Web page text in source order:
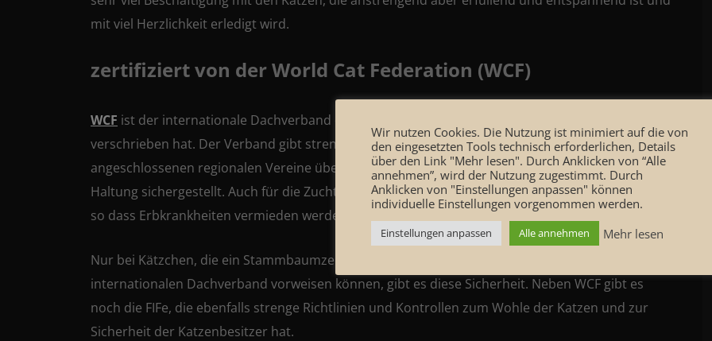
mit viel Herzlichkeit erledigt wird.
zertifiziert von der World Cat Federation (WCF)
WCF ist der internationale Dachverband der Rassekatzenzüchter, der sich dem Wohl der Katzen
verschrieben hat. Der Verband gibt strenge Richtlinien für die Haltung der Katzen heraus und die
angeschlossenen regionalen Vereine überprüfen die Züchter. Damit wird eine artgerechte
Haltung sichergestellt. Auch für die Zucht gibt es Richtlinien zum Wohle der Nachwuchs-Katzen,
so dass Erbkrankheiten vermieden werden.
Nur bei Kätzchen, die ein Stammbaumzertifikat von einem etablierten anerkannten
internationalen Dachverband vorweisen können, gibt es diese Sicherheit. Neben WCF gibt es
noch die FIFe, die ebenfalls strenge Richtlinien und Kontrollen zum Wohle der Katzen und zur
Sicherheit der Katzenbesitzer hat.
Wir nutzen Cookies. Die Nutzung ist minimiert auf die von
den eingesetzten Tools technisch erforderlichen, Details
über den Link "Mehr lesen". Durch Anklicken von “Alle
annehmen”, wird der Nutzung zugestimmt. Durch
Anklicken von "Einstellungen anpassen" können
individuelle Einstellungen vorgenommen werden.
Einstellungen anpassen Alle annehmen Mehr lesen